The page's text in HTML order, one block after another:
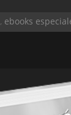
, ebooks